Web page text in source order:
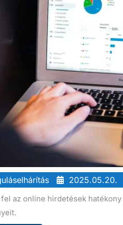
2025.05.20.
fel az online hirdetések